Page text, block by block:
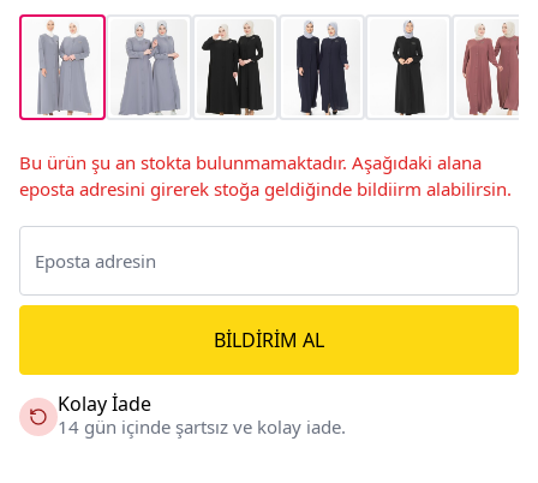
Bu ürün şu an stokta bulunmamaktadır. Aşağıdaki alana
eposta adresini girerek stoğa geldiğinde bildiirm alabilirsin.
BILDIRIM AL
Kolay İade
14 gün içinde şartsız ve kolay iade.